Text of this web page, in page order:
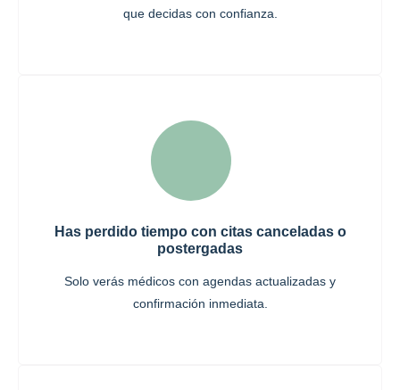
que decidas con confianza.
Has perdido tiempo con citas canceladas o
postergadas
Solo verás médicos con agendas actualizadas y
confirmación inmediata.